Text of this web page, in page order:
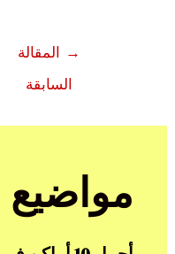
→ المقالة
السابقة